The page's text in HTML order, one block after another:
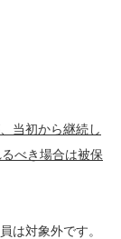
当初から継続し
べき場合は被保
は対象外です。